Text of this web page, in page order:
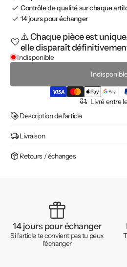
Contrôle de qualité sur chaque
14 jours pour échanger
⚠️ Chaque pièce est
elle disparaît
Indisponible
Livré entre
Description de l'article
Livraison
Retours / échanges
14 jours pour échanger
Si l'article te convient pas tu peux
l'échanger